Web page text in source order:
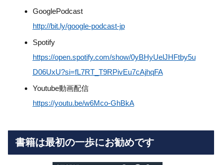
GooglePodcast
http://bit.ly/google-podcast-jp
Spotify
https://open.spotify.com/show/0yBHyUelJHFtby5u
D06UxU?si=fL7RT_T9RPivEu7cAjhqFA
Youtube動画配信
https://youtu.be/w6Mco-GhBkA
書籍は最初の一歩にお勧めです